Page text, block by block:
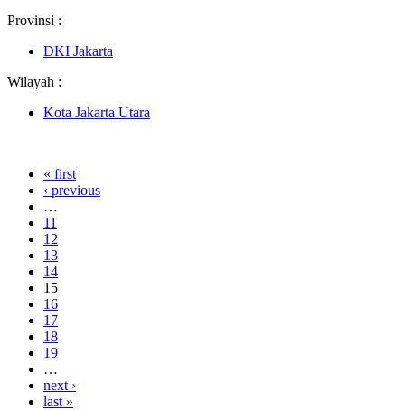
Provinsi :
DKI Jakarta
Wilayah :
Kota Jakarta Utara
« first
‹ previous
…
11
12
13
14
15
16
17
18
19
…
next ›
last »